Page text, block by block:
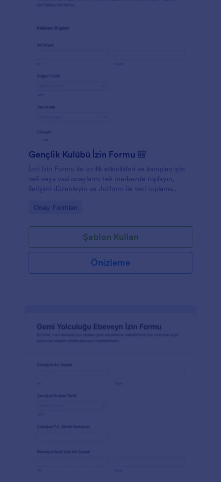
Gençlik Kulübü İzin Formu 🎒
İzci İzin Formu ile izcilik etkinlikleri ve kampları için
veli veya vasi onaylarını tek merkezde toplayın,
iletişimi düzenleyin ve Jotform ile veri toplama
Go to Category:
Onay Formları
Şablon Kullan
Önizleme